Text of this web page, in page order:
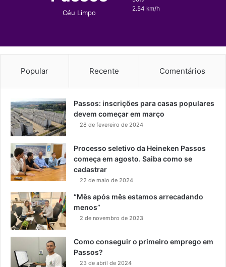
Céu Limpo
2.54 km/h
Popular Recente Comentários
Passos: inscrições para casas populares
devem começar em março
28 de fevereiro de 2024
Processo seletivo da Heineken Passos
começa em agosto. Saiba como se
cadastrar
22 de maio de 2024
“Mês após mês estamos arrecadando
menos”
2 de novembro de 2023
Como conseguir o primeiro emprego em
Passos?
23 de abril de 2024